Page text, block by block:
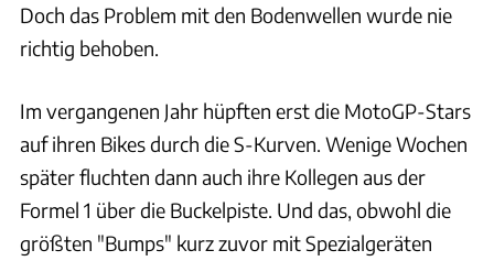
Doch das Problem mit den Bodenwellen wurde nie
richtig behoben.
Im vergangenen Jahr hüpften erst die MotoGP-Stars
auf ihren Bikes durch die S-Kurven. Wenige Wochen
später fluchten dann auch ihre Kollegen aus der
Formel 1 über die Buckelpiste. Und das, obwohl die
größten "Bumps" kurz zuvor mit Spezialgeräten